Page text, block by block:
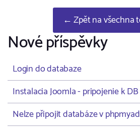
← Zpět na všechna
Nové příspěvky
Login do databaze
Instalacia Joomla - pripojenie k DB
Nelze připojit databáze v